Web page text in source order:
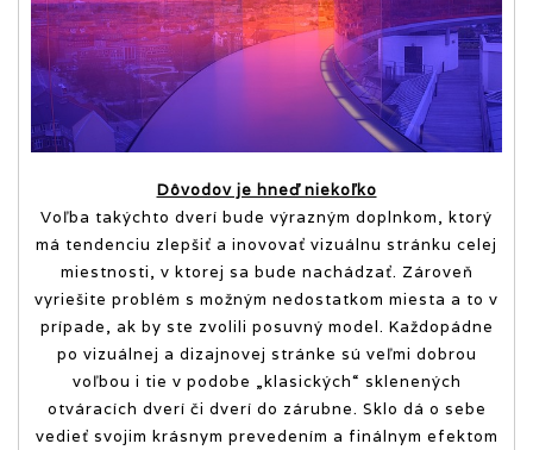
Dôvodov je hneď niekoľko
Voľba takýchto dverí bude výrazným doplnkom, ktorý
má tendenciu zlepšiť a inovovať vizuálnu stránku celej
miestnosti, v ktorej sa bude nachádzať. Zároveň
vyriešite problém s možným nedostatkom miesta a to v
prípade, ak by ste zvolili posuvný model. Každopádne
po vizuálnej a dizajnovej stránke sú veľmi dobrou
voľbou i tie v podobe „klasických“ sklenených
otváracích dverí či dverí do zárubne. Sklo dá o sebe
vedieť svojim krásnym prevedením a finálnym efektom